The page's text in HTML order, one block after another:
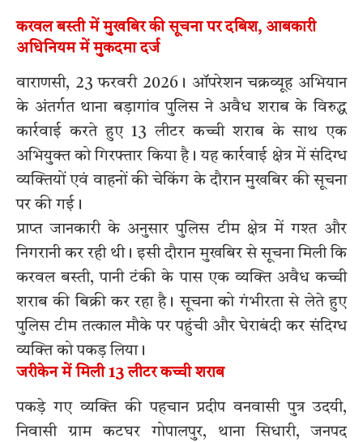
करवल बस्ती में मुखबिर की सूचना पर दबिश, आबकारी
अधिनियम में मुकदमा दर्ज
वाराणसी, 23 फरवरी 2026। ऑपरेशन चक्रव्यूह अभियान
के अंतर्गत थाना बड़ागांव पुलिस ने अवैध शराब के विरुद्ध
कार्रवाई करते हुए 13 लीटर कच्ची शराब के साथ एक
अभियुक्त को गिरफ्तार किया है। यह कार्रवाई क्षेत्र में संदिग्ध
व्यक्तियों एवं वाहनों की चेकिंग के दौरान मुखबिर की सूचना
पर की गई।
प्राप्त जानकारी के अनुसार पुलिस टीम क्षेत्र में गश्त और
निगरानी कर रही थी। इसी दौरान मुखबिर से सूचना मिली कि
करवल बस्ती, पानी टंकी के पास एक व्यक्ति अवैध कच्ची
शराब की बिक्री कर रहा है। सूचना को गंभीरता से लेते हुए
पुलिस टीम तत्काल मौके पर पहुंची और घेराबंदी कर संदिग्ध
व्यक्ति को पकड़ लिया।
जरीकेन में मिली 13 लीटर कच्ची शराब
पकड़े गए व्यक्ति की पहचान प्रदीप वनवासी पुत्र उदयी,
निवासी ग्राम कटघर गोपालपुर, थाना सिधारी, जनपद